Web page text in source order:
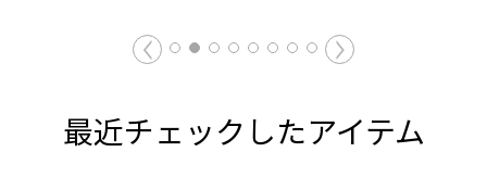
最近チェックしたアイテム